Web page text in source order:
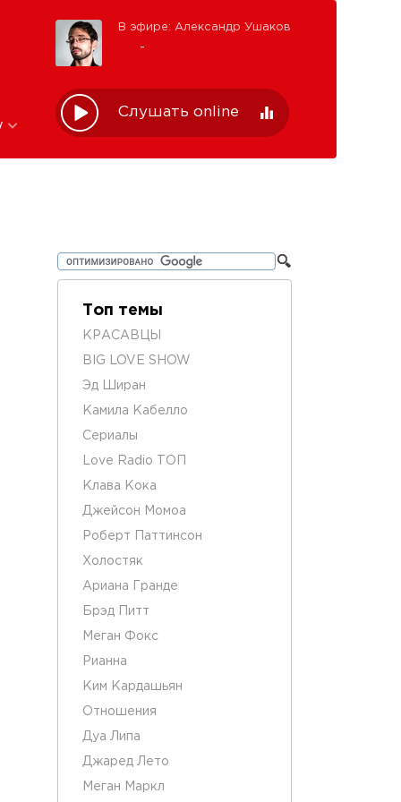
В эфире: Александр Ушаков
Слушать online
Топ темы
КРАСАВЦЫ
BIG LOVE SHOW
Эд Ширан
Камила Кабелло
Сериалы
Love Radio ТОП
Клава Кока
Джейсон Момоа
Роберт Паттинсон
Холостяк
Ариана Гранде
Брэд Питт
Меган Фокс
Рианна
Ким Кардашьян
Отношения
Дуа Липа
Джаред Лето
Меган Маркл